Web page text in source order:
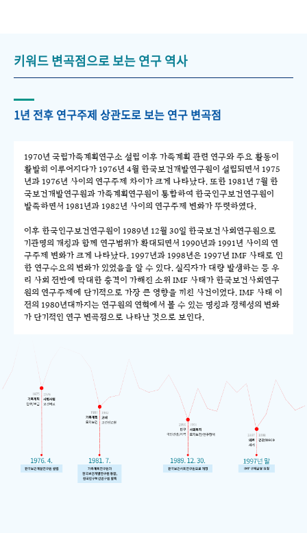
키워드 변곡점으로 보는 연구 역사
1년 전후 연구주제 상관도로 보는 연구 변곡점
1970년 국립가족계획연구소 설립 이후 가족계획 관련 연구와 주요 활동이
활발히 이루어지다가 1976년 4월 한국보건개발연구원이 설립되면서 1975
년과 1976년 사이의 연구주제 차이가 크게 나타났다. 또한 1981년 7월 한
국보건개발연구원과 가족계획연구원이 통합하여 한국인구보건연구원이
발족하면서 1981년과 1982년 사이의 연구주제 변화가 뚜렷하였다.
이후 한국인구보건연구원이 1989년 12월 30일 한국보건사회연구원으로
기관명의 개칭과 함께 연구범위가 확대되면서 1990년과 1991년 사이의 연
구주제 변화가 크게 나타났다. 1997년과 1998년은 1997년 IMF 사태로 인
한 연구수요의 변화가 있었음을 알 수 있다. 실직자가 대량 발생하는 등 우
리 사회 전반에 막대한 충격이 가해진 소위 IMF 사태가 한국보건사회연구
원의 연구주제에 단기적으로 가장 큰 영향을 끼친 사건이었다. IMF 사태 이
전의 1980년대까지는 연구원의 연혁에서 볼 수 있는 명칭과 정체성의 변화
가 단기적인 연구 변곡점으로 나타난 것으로 보인다.